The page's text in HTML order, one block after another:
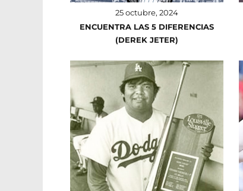
25 octubre, 2024
ENCUENTRA LAS 5 DIFERENCIAS
(DEREK JETER)